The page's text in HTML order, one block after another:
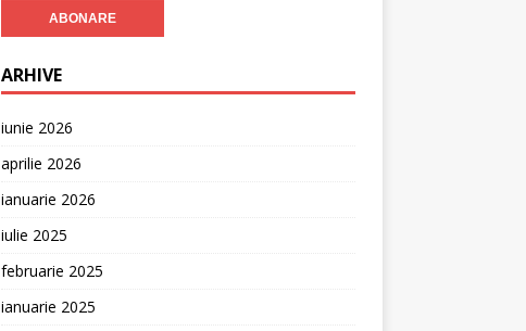
ARHIVE
iunie 2026
aprilie 2026
ianuarie 2026
iulie 2025
februarie 2025
ianuarie 2025